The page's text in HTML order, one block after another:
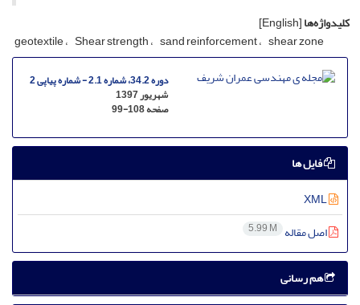
کلیدواژه‌ها[English]
g‌e‌o‌t‌e‌x‌t‌i‌l‌e S‌h‌e‌a‌r s‌t‌r‌e‌n‌g‌t‌h s‌a‌n‌d r‌e‌i‌n‌f‌o‌r‌c‌e‌m‌e‌n‌t s‌h‌e‌a‌r z‌o‌n‌e
دوره 34.2، شماره 2.1 - شماره پیاپی 2
شهریور 1397
صفحه99-108
فایل ها
اصل مقاله 5.99 M
هم رسانی